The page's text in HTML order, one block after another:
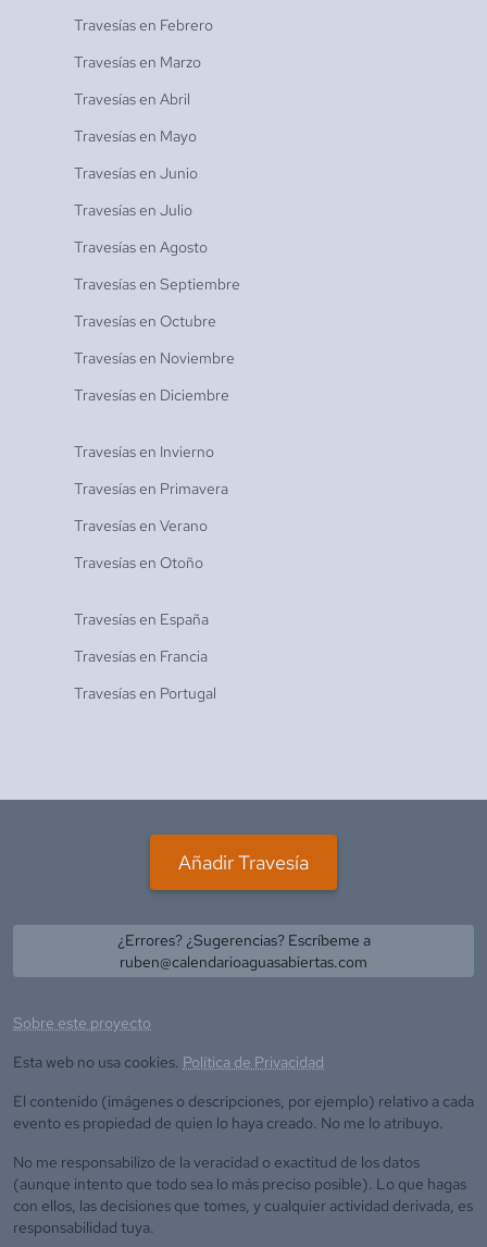
Travesías en Febrero
Travesías en Marzo
Travesías en Abril
Travesías en Mayo
Travesías en Junio
Travesías en Julio
Travesías en Agosto
Travesías en Septiembre
Travesías en Octubre
Travesías en Noviembre
Travesías en Diciembre
Travesías en Invierno
Travesías en Primavera
Travesías en Verano
Travesías en Otoño
Travesías en España
Travesías en Francia
Travesías en Portugal
Añadir Travesía
¿Errores? ¿Sugerencias? Escríbeme a
ruben@calendarioaguasabiertas.com
Sobre este proyecto
Esta web no usa cookies. Política de Privacidad
El contenido (imágenes o descripciones, por ejemplo) relativo a cada
evento es propiedad de quien lo haya creado. No me lo atribuyo.
No me responsabilizo de la veracidad o exactitud de los datos
(aunque intento que todo sea lo más preciso posible). Lo que hagas
con ellos, las decisiones que tomes, y cualquier actividad derivada, es
responsabilidad tuya.